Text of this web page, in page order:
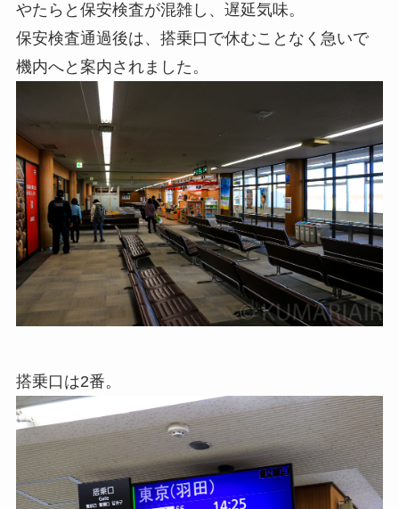
やたらと保安検査が混雑し、遅延気味。
保安検査通過後は、搭乗口で休むことなく急いで
機内へと案内されました。
搭乗口は2番。